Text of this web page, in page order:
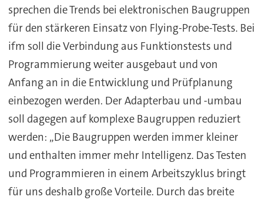
sprechen die Trends bei elektronischen Baugruppen
für den stärkeren Einsatz von Flying-Probe-Tests. Bei
ifm soll die Verbindung aus Funktionstests und
Programmierung weiter ausgebaut und von
Anfang an in die Entwicklung und Prüfplanung
einbezogen werden. Der Adapterbau und -umbau
soll dagegen auf komplexe Baugruppen reduziert
werden: „Die Baugruppen werden immer kleiner
und enthalten immer mehr Intelligenz. Das Testen
und Programmieren in einem Arbeitszyklus bringt
für uns deshalb große Vorteile. Durch das breite